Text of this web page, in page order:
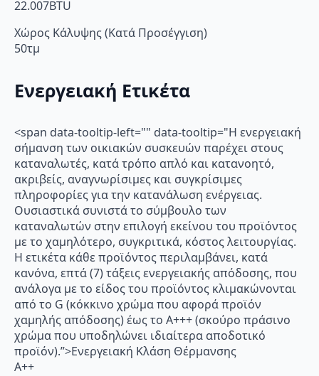
22.007BTU
Χώρος Κάλυψης (Κατά Προσέγγιση)
50τμ
Ενεργειακή Ετικέτα
<span data-tooltip-left="" data-tooltip="Η ενεργειακή
σήμανση των οικιακών συσκευών παρέχει στους
καταναλωτές, κατά τρόπο απλό και κατανοητό,
ακριβείς, αναγνωρίσιμες και συγκρίσιμες
πληροφορίες για την κατανάλωση ενέργειας.
Ουσιαστικά συνιστά το σύμβουλο των
καταναλωτών στην επιλογή εκείνου του προϊόντος
με το χαμηλότερο, συγκριτικά, κόστος λειτουργίας.
Η ετικέτα κάθε προϊόντος περιλαμβάνει, κατά
κανόνα, επτά (7) τάξεις ενεργειακής απόδοσης, που
ανάλογα με το είδος του προϊόντος κλιμακώνονται
από το G (κόκκινο χρώμα που αφορά προϊόν
χαμηλής απόδοσης) έως το Α+++ (σκούρο πράσινο
χρώμα που υποδηλώνει ιδιαίτερα αποδοτικό
προϊόν).”>Ενεργειακή Κλάση Θέρμανσης
A++